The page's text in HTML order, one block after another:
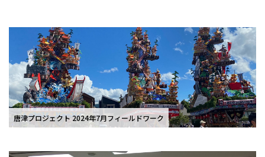
唐津プロジェクト 2024年7月フィールドワーク